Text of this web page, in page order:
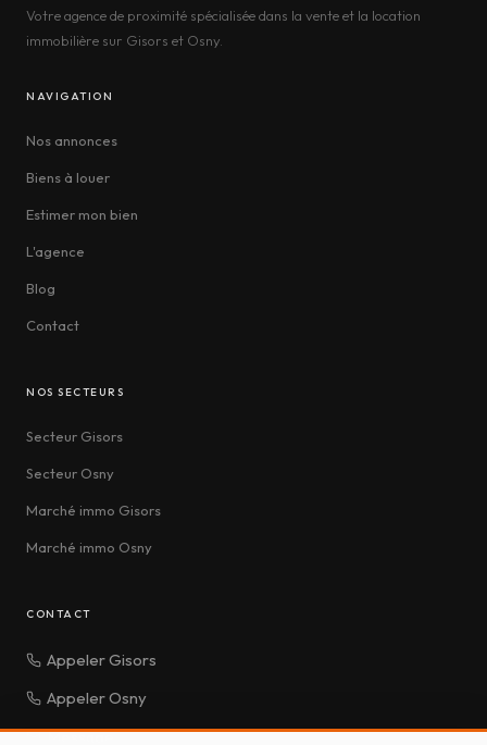
Votre agence de proximité spécialisée dans la vente et la location
immobilière sur Gisors et Osny.
NAVIGATION
Nos annonces
Biens à louer
Estimer mon bien
L'agence
Blog
Contact
NOS SECTEURS
Secteur Gisors
Secteur Osny
Marché immo Gisors
Marché immo Osny
CONTACT
Appeler Gisors
Appeler Osny
Message